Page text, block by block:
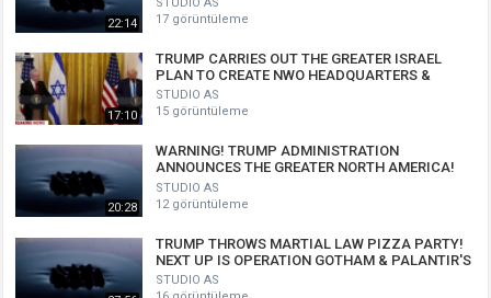
22:14
STUDIO AS
17 görüntüleme
17:10
TRUMP CARRIES OUT THE GREATER ISRAEL
PLAN TO CREATE NWO HEADQUARTERS &
EXPAND THE SYNAGOGUE OF SATAN
STUDIO AS
15 görüntüleme
20:28
WARNING! TRUMP ADMINISTRATION
ANNOUNCES THE GREATER NORTH AMERICA!
THE NEW WORLD ORDER IS HERE!
STUDIO AS
12 görüntüleme
TRUMP THROWS MARTIAL LAW PIZZA PARTY!
NEXT UP IS OPERATION GOTHAM & PALANTIR'S
PREDICTIVE POLICING!
STUDIO AS